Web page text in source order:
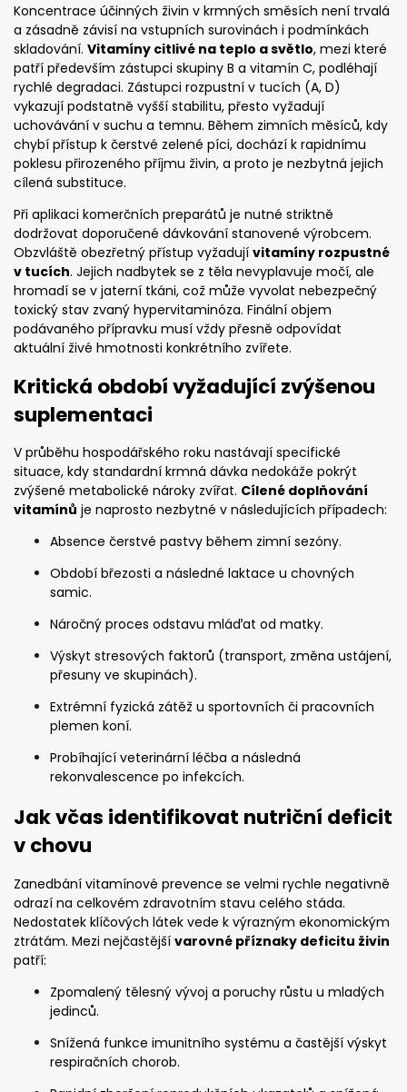
Koncentrace účinných živin v krmných směsích není trvalá
a zásadně závisí na vstupních surovinách i podmínkách
skladování. Vitamíny citlivé na teplo a světlo, mezi které
patří především zástupci skupiny B a vitamín C, podléhají
rychlé degradaci. Zástupci rozpustní v tucích (A, D)
vykazují podstatně vyšší stabilitu, přesto vyžadují
uchovávání v suchu a temnu. Během zimních měsíců, kdy
chybí přístup k čerstvé zelené píci, dochází k rapidnímu
poklesu přirozeného příjmu živin, a proto je nezbytná jejich
cílená substituce.
Při aplikaci komerčních preparátů je nutné striktně
dodržovat doporučené dávkování stanovené výrobcem.
Obzvláště obezřetný přístup vyžadují vitamíny rozpustné
v tucích. Jejich nadbytek se z těla nevyplavuje močí, ale
hromadí se v jaterní tkáni, což může vyvolat nebezpečný
toxický stav zvaný hypervitaminóza. Finální objem
podávaného přípravku musí vždy přesně odpovídat
aktuální živé hmotnosti konkrétního zvířete.
Kritická období vyžadující zvýšenou
suplementaci
V průběhu hospodářského roku nastávají specifické
situace, kdy standardní krmná dávka nedokáže pokrýt
zvýšené metabolické nároky zvířat. Cílené doplňování
vitamínů je naprosto nezbytné v následujících případech:
Absence čerstvé pastvy během zimní sezóny.
Období březosti a následné laktace u chovných
samic.
Náročný proces odstavu mláďat od matky.
Výskyt stresových faktorů (transport, změna ustájení,
přesuny ve skupinách).
Extrémní fyzická zátěž u sportovních či pracovních
plemen koní.
Probíhající veterinární léčba a následná
rekonvalescence po infekcích.
Jak včas identifikovat nutriční deficit
v chovu
Zanedbání vitamínové prevence se velmi rychle negativně
odrazí na celkovém zdravotním stavu celého stáda.
Nedostatek klíčových látek vede k výrazným ekonomickým
ztrátám. Mezi nejčastější varovné příznaky deficitu živin
patří:
Zpomalený tělesný vývoj a poruchy růstu u mladých
jedinců.
Snížená funkce imunitního systému a častější výskyt
respiračních chorob.